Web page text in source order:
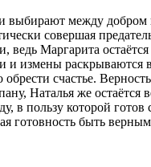
между
совершая
Маргарита
раскрываются в
счастье.
Наталья же
в пользу которой
готовность быть